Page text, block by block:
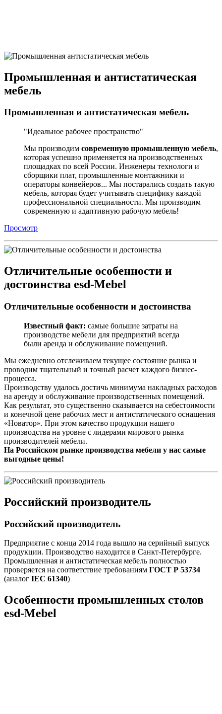
Промышленная и антистатическая
мебель
Промышленная и антистатическая мебель
Идеальное рабочее пространство
Мы производим современную промышленную мебель,
которая успешно применяется на производственных
площадках по всей России. Инженеры технологи и
сборщики плат, промышленные монтажники и
операторы конвейеров... Мы постарались создать такую
мебель, которая будет учитывать специфику каждой
профессиональной специальности. Мы производим
современную и адаптивную рабочую мебель!
Просмотр
Отличительные особенности и
достоинства esd-Mebel
Отличительные особенности и достоинства
Известный факт: самые большие затраты на
производстве мебели для предприятий всегда
были аренда и обслуживание помещений.
Мы ежедневно отслеживаем текущее состояние рынка и
проводим тщательный и точный расчет каждого бизнес-
процесса.
Производству удалось достичь минимума накладных расходов
на аренду и обслуживание производственных помещений.
Как результат, это существенно сказывается на себестоимости
и конечной цене рабочих мест и антистатического оснащения
«Новатор». При этом качество продукции нашего
производства на уровне с лидерами мирового рынка
производителей мебели.
На Российском рынке производства мебели у нас самые
выгодные цены!
Российский производитель
Российский производитель
Предприятие с конца 2014 года вышло на серийный выпуск
продукции. Производство находится в Санкт-Петербурге.
Промышленная и антистатическая мебель полностью
проверяется на соответствие требованиям ГОСТ Р 53734
(аналог IEC 61340)
Особенности промышленных столов
esd-Mebel